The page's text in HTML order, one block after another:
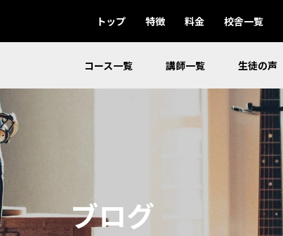
トップ 特徴 料金 校舎一覧
コース一覧 講師一覧 生徒の声
ブログ